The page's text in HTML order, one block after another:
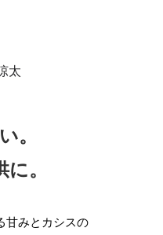
太
。
。
甘みとカシスの